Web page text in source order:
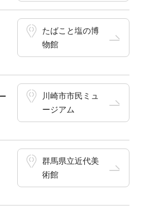
たばこと塩の博
物館
川崎市市民ミュ
ージアム
群馬県立近代美
術館